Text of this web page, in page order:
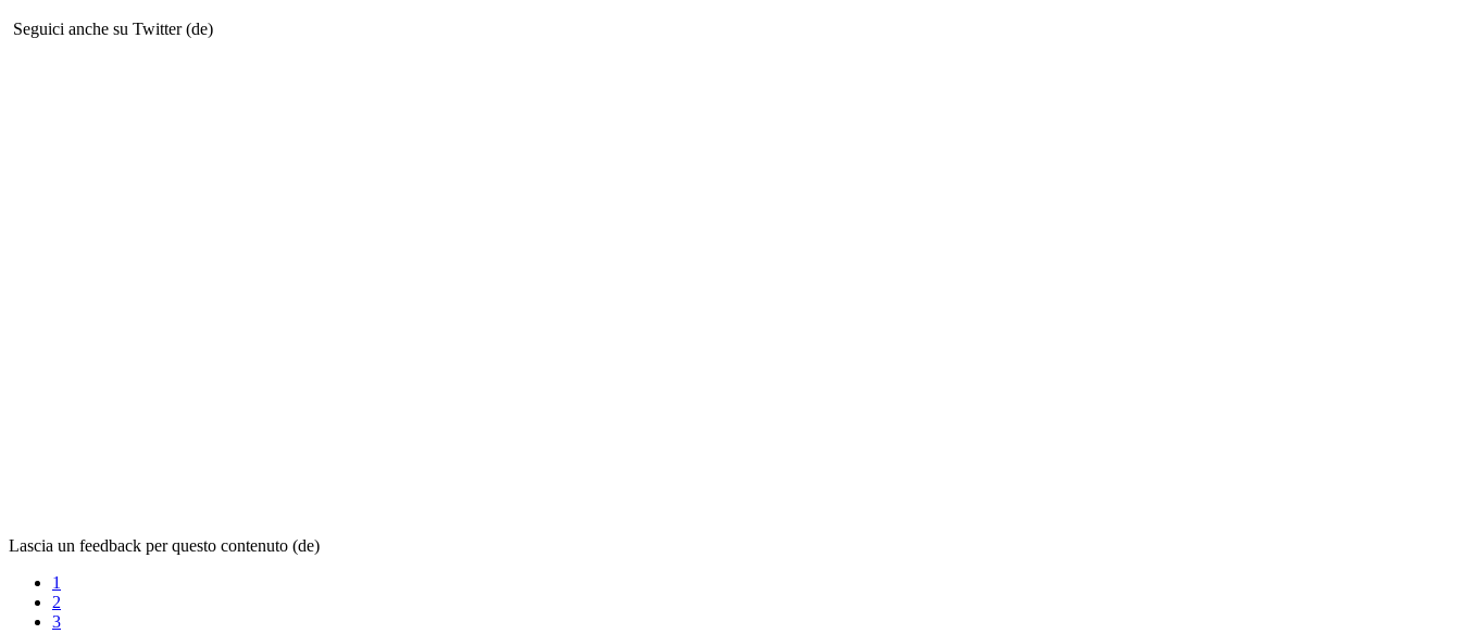
Seguici anche su Twitter (de)
Lascia un feedback per questo contenuto (de)
1
2
3